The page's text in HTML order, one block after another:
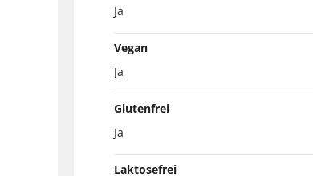
Ja
Vegan
Ja
Glutenfrei
Ja
Laktosefrei